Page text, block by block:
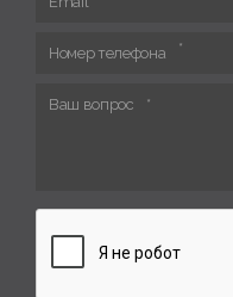
Номер телефона
Ваш вопрос